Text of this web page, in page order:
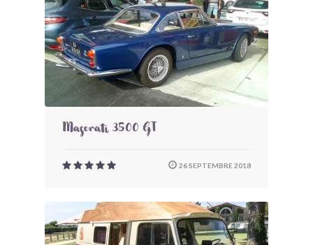
Maserati 3500 GT
26 SEPTEMBRE 2018